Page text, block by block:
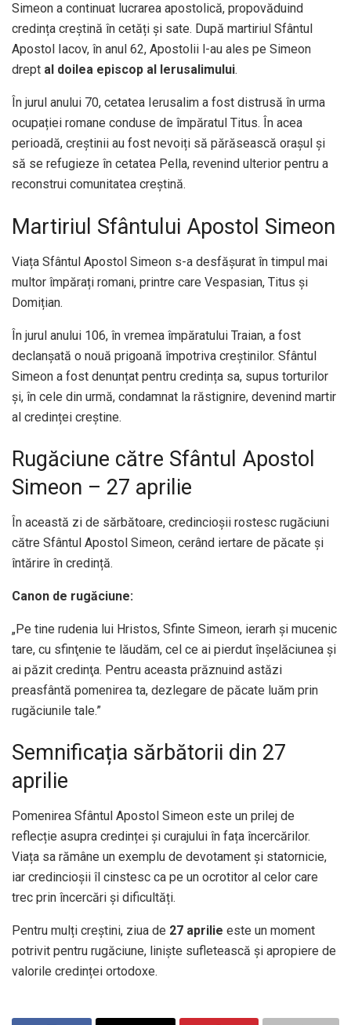
Simeon a continuat lucrarea apostolică, propovăduind
credința creștină în cetăți și sate. După martiriul Sfântul
Apostol Iacov, în anul 62, Apostolii l-au ales pe Simeon
drept al doilea episcop al Ierusalimului.
În jurul anului 70, cetatea Ierusalim a fost distrusă în urma
ocupației romane conduse de împăratul Titus. În acea
perioadă, creștinii au fost nevoiți să părăsească orașul și
să se refugieze în cetatea Pella, revenind ulterior pentru a
reconstrui comunitatea creștină.
Martiriul Sfântului Apostol Simeon
Viața Sfântul Apostol Simeon s-a desfășurat în timpul mai
multor împărați romani, printre care Vespasian, Titus și
Domițian.
În jurul anului 106, în vremea împăratului Traian, a fost
declanșată o nouă prigoană împotriva creștinilor. Sfântul
Simeon a fost denunțat pentru credința sa, supus torturilor
și, în cele din urmă, condamnat la răstignire, devenind martir
al credinței creștine.
Rugăciune către Sfântul Apostol
Simeon – 27 aprilie
În această zi de sărbătoare, credincioșii rostesc rugăciuni
către Sfântul Apostol Simeon, cerând iertare de păcate și
întărire în credință.
Canon de rugăciune:
„Pe tine rudenia lui Hristos, Sfinte Simeon, ierarh şi mucenic
tare, cu sfinţenie te lăudăm, cel ce ai pierdut înşelăciunea şi
ai păzit credinţa. Pentru aceasta prăznuind astăzi
preasfântă pomenirea ta, dezlegare de păcate luăm prin
rugăciunile tale.”
Semnificația sărbătorii din 27
aprilie
Pomenirea Sfântul Apostol Simeon este un prilej de
reflecție asupra credinței și curajului în fața încercărilor.
Viața sa rămâne un exemplu de devotament și statornicie,
iar credincioșii îl cinstesc ca pe un ocrotitor al celor care
trec prin încercări și dificultăți.
Pentru mulți creștini, ziua de 27 aprilie este un moment
potrivit pentru rugăciune, liniște sufletească și apropiere de
valorile credinței ortodoxe.